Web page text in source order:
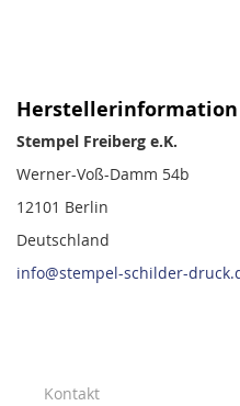
Herstellerinformation
Stempel Freiberg e.K.
Werner-Voß-Damm 54b
12101 Berlin
Deutschland
info@stempel-schilder-
Kontakt